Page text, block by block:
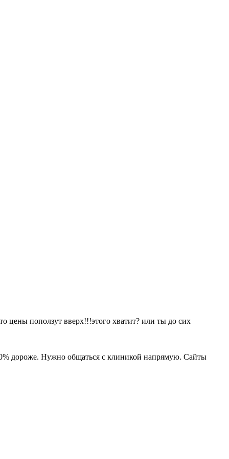
цены поползут вверх!!!этого хватит? или ты до сих
дороже. Нужно общаться с клиникой напрямую. Сайты